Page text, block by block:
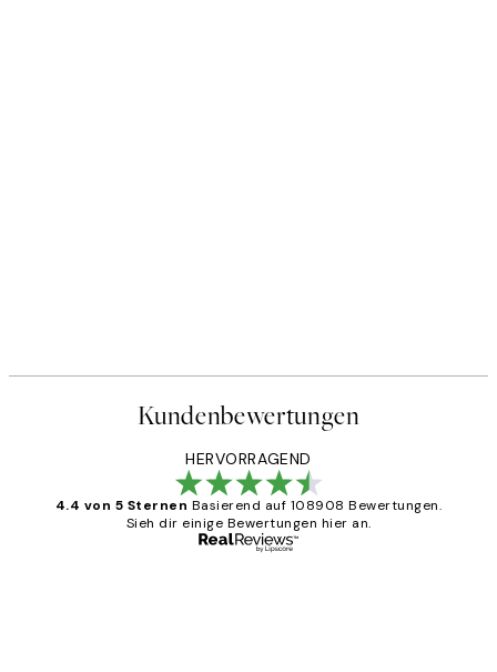
Kundenbewertungen
HERVORRAGEND
4.4 von 5 Sternen Basierend auf 108908 Bewertungen.
Sieh dir einige Bewertungen hier an.